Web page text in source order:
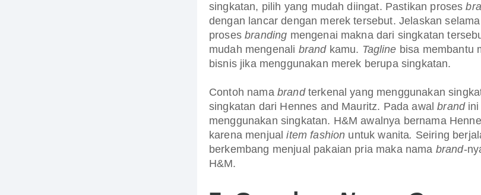
singkatan, pilih yang mudah diingat. Pastikan proses
dengan lancar dengan merek tersebut. Jelaskan selama
prosesbranding mengenai makna dari singkatan
mudah mengenali brandkamu. Tagline bisa membantu
bisnis jika menggunakan merek berupa singkatan.
Contoh nama brandterkenal yang menggunakan
singkatan dari Hennes and Mauritz. Pada awalbrandini
menggunakan singkatan. H&M awalnya bernama
karena menjualitem fashion untuk wanita. Seiring
berkembang menjual pakaian pria maka nama brand-
H&M.